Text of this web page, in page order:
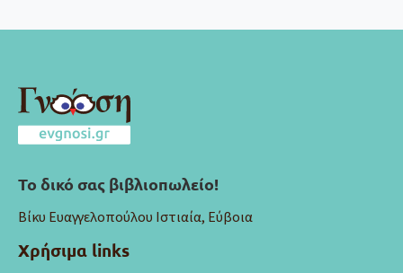
Το δικό σας βιβλιοπωλείο!
Βίκυ Ευαγγελοπούλου Ιστιαία, Εύβοια
Χρήσιμα links